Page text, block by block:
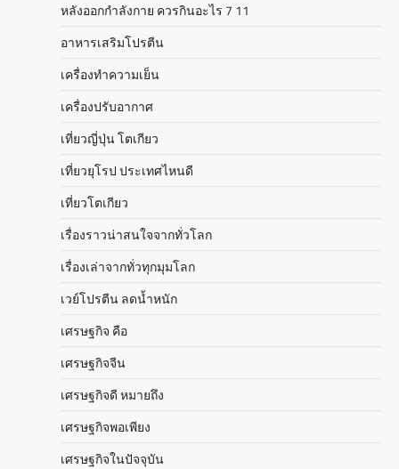
หลังออกกําลังกาย ควรกินอะไร 7 11
อาหารเสริมโปรตีน
เครื่องทำความเย็น
เครื่องปรับอากาศ
เที่ยวญี่ปุ่น โตเกียว
เที่ยวยุโรป ประเทศไหนดี
เที่ยวโตเกียว
เรื่องราวน่าสนใจจากทั่วโลก
เรื่องเล่าจากทั่วทุกมุมโลก
เวย์โปรตีน ลดน้ำหนัก
เศรษฐกิจ คือ
เศรษฐกิจจีน
เศรษฐกิจดี หมายถึง
เศรษฐกิจพอเพียง
เศรษฐกิจในปัจจุบัน